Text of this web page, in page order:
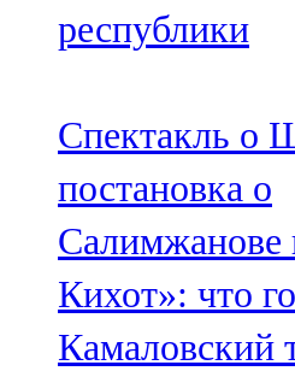
республики
Спектакль о
постановка о
Салимжанове
Кихот»: что
Камаловский